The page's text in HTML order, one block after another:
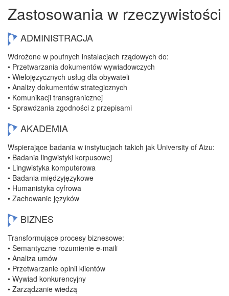
Zastosowania w rzeczywistości
ADMINISTRACJA
Wdrożone w poufnych instalacjach rządowych do:
• Przetwarzania dokumentów wywiadowczych
• Wielojęzycznych usług dla obywateli
• Analizy dokumentów strategicznych
• Komunikacji transgranicznej
• Sprawdzania zgodności z przepisami
AKADEMIA
Wspierające badania w instytucjach takich jak University of Aizu:
• Badania lingwistyki korpusowej
• Lingwistyka komputerowa
• Badania międzyjęzykowe
• Humanistyka cyfrowa
• Zachowanie języków
BIZNES
Transformujące procesy biznesowe:
• Semantyczne rozumienie e-maili
• Analiza umów
• Przetwarzanie opinii klientów
• Wywiad konkurencyjny
• Zarządzanie wiedzą